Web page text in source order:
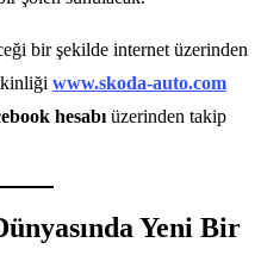
bir şekilde internet üzerinden
www.skoda-auto.com
hesabı üzerinden takip
Yeni Bir